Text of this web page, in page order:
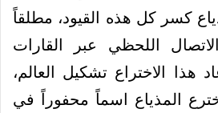
كسر كل هذه القيود، مطلقاً
اللحظي عبر القارات
هذا الاختراع تشكيل العالم،
المذياع اسماً محفوراً في